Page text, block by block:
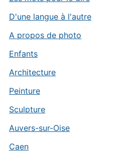
D'une langue à l'autre
A propos de photo
Enfants
Architecture
Peinture
Sculpture
Auvers-sur-Oise
Caen